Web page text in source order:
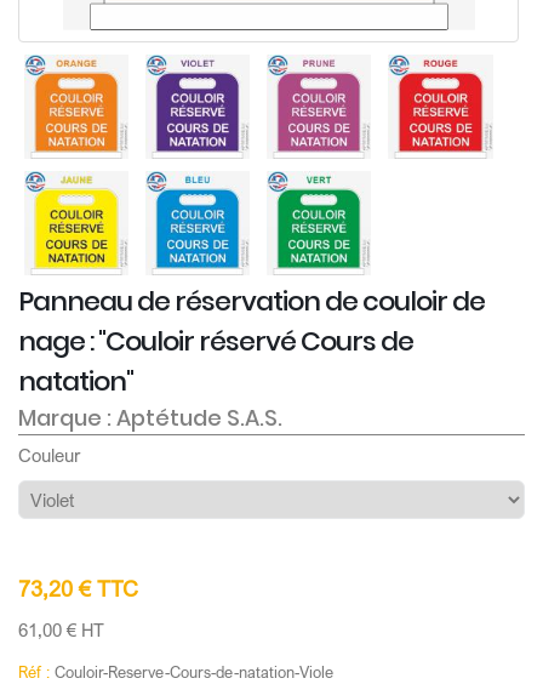
Panneau de réservation de couloir de
nage : "Couloir réservé Cours de
natation"
Marque : Aptétude S.A.S.
Couleur
73,20 € TTC
61,00 € HT
Réf : Couloir-Reserve-Cours-de-natation-Viole